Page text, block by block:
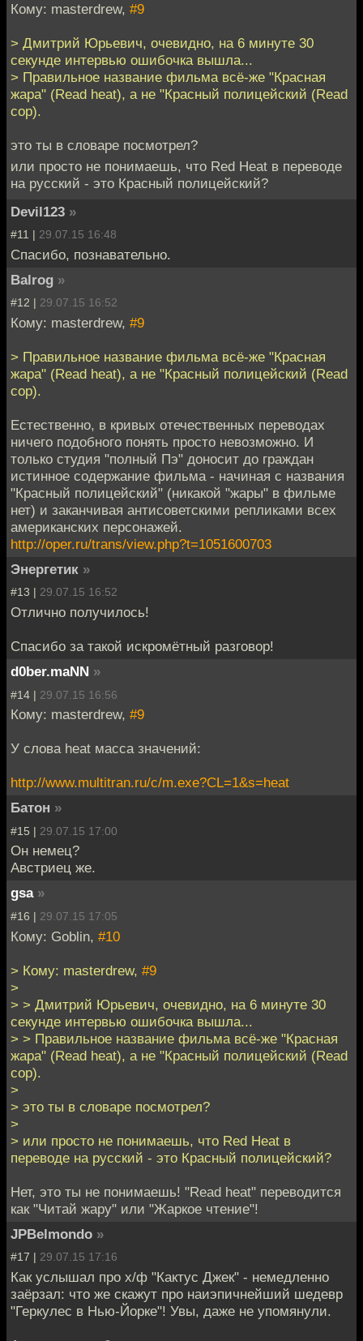
Кому: masterdrew, #9
> Дмитрий Юрьевич, очевидно, на 6 минуте 30
секунде интервью ошибочка вышла...
> Правильное название фильма всё-же "Красная
жара" (Read heat), а не "Красный полицейский (Read
cop).
это ты в словаре посмотрел?
или просто не понимаешь, что Red Heat в переводе
на русский - это Красный полицейский?
Devil123 »
#11 | 29.07.15 16:48
Спасибо, познавательно.
Balrog »
#12 | 29.07.15 16:52
Кому: masterdrew, #9
> Правильное название фильма всё-же "Красная
жара" (Read heat), а не "Красный полицейский (Read
cop).
Естественно, в кривых отечественных переводах
ничего подобного понять просто невозможно. И
только студия "полный Пэ" доносит до граждан
истинное содержание фильма - начиная с названия
"Красный полицейский" (никакой "жары" в фильме
нет) и заканчивая антисоветскими репликами всех
американских персонажей.
http://oper.ru/trans/view.php?t=1051600703
Энергетик »
#13 | 29.07.15 16:52
Отлично получилось!
Спасибо за такой искромётный разговор!
d0ber.maNN »
#14 | 29.07.15 16:56
Кому: masterdrew, #9
У слова heat масса значений:
http://www.multitran.ru/c/m.exe?CL=1&s=heat
Батон »
#15 | 29.07.15 17:00
Он немец?
Австриец же.
gsa »
#16 | 29.07.15 17:05
Кому: Goblin, #10
> Кому: masterdrew, #9
>
> > Дмитрий Юрьевич, очевидно, на 6 минуте 30
секунде интервью ошибочка вышла...
> > Правильное название фильма всё-же "Красная
жара" (Read heat), а не "Красный полицейский (Read
cop).
>
> это ты в словаре посмотрел?
>
> или просто не понимаешь, что Red Heat в
переводе на русский - это Красный полицейский?
Нет, это ты не понимаешь! "Read heat" переводится
как "Читай жару" или "Жаркое чтение"!
JPBelmondo »
#17 | 29.07.15 17:16
Как услышал про х/ф "Кактус Джек" - немедленно
заёрзал: что же скажут про наиэпичнейший шедевр
"Геркулес в Нью-Йорке"! Увы, даже не упомянули.